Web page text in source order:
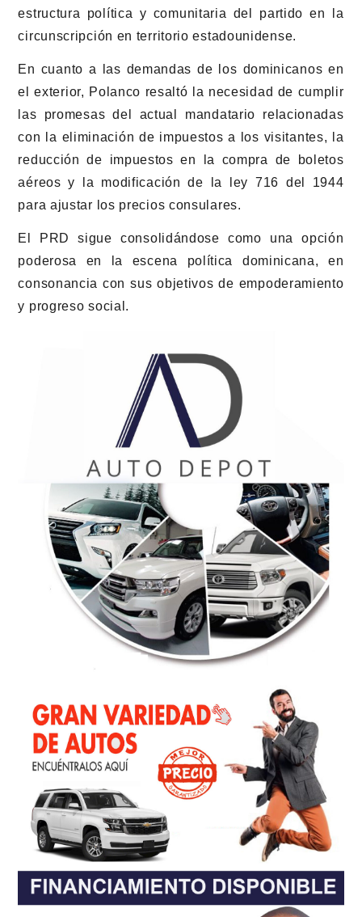
estructura política y comunitaria del partido en la
circunscripción en territorio estadounidense.
En cuanto a las demandas de los dominicanos en
el exterior, Polanco resaltó la necesidad de cumplir
las promesas del actual mandatario relacionadas
con la eliminación de impuestos a los visitantes, la
reducción de impuestos en la compra de boletos
aéreos y la modificación de la ley 716 del 1944
para ajustar los precios consulares.
El PRD sigue consolidándose como una opción
poderosa en la escena política dominicana, en
consonancia con sus objetivos de empoderamiento
y progreso social.